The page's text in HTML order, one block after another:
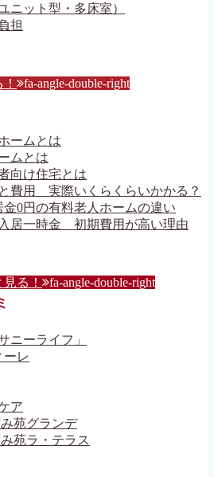
ニット型・多床室）
担
fa-angle-double-right
ームとは
ムとは
向け住宅とは
費用 実際いくらくらいかかる？
金0円の有料老人ホームの違い
居一時金 初期費用が高い理由
る！ fa-angle-double-right
ニーライフ」
ーレ
ア
苑グランデ
苑ラ・テラス